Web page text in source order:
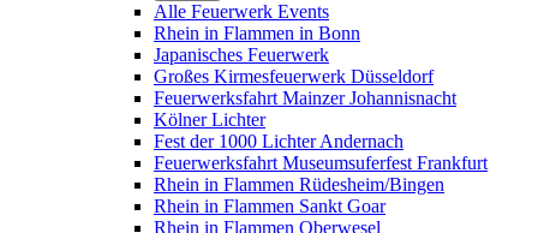
Alle Feuerwerk Events
Rhein in Flammen in Bonn
Japanisches Feuerwerk
Großes Kirmesfeuerwerk Düsseldorf
Feuerwerksfahrt Mainzer Johannisnacht
Kölner Lichter
Fest der 1000 Lichter Andernach
Feuerwerksfahrt Museumsuferfest Frankfurt
Rhein in Flammen Rüdesheim/Bingen
Rhein in Flammen Sankt Goar
Rhein in Flammen Oberwesel